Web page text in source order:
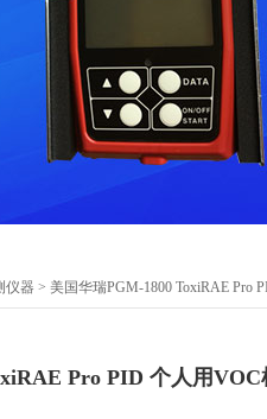
仪器 > 美国华瑞PGM-1800 ToxiRAE Pro
Pro PID 个人用VOC